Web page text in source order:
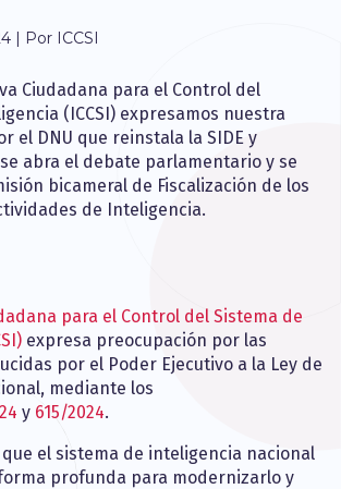
| Por ICCSI
Ciudadana para el Control del
(ICCSI) expresamos nuestra
el DNU que reinstala la SIDE y
abra el debate parlamentario y se
bicameral de Fiscalización de los
de Inteligencia.
para el Control del Sistema de
expresa preocupación por las
por el Poder Ejecutivo a la Ley de
mediante los
y 615/2024.
el sistema de inteligencia nacional
profunda para modernizarlo y